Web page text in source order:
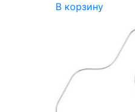
В корзину